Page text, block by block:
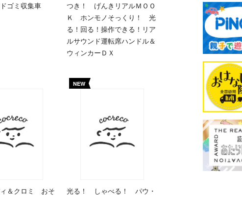
ゴミ収集車
つき！ げんきリアルＭＯＯ
Ｋ ホンモノそっくり！ 光
る！回る！操作できる！リア
ルサウンド運転席ハンドル＆
ウィンカーＤＸ
＆クロミ おそ
NEW
光る！ しゃべる！ パウ・